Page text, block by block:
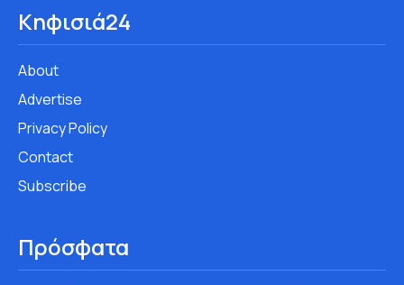
Κηφισιά24
About
Advertise
Privacy Policy
Contact
Subscribe
Πρόσφατα